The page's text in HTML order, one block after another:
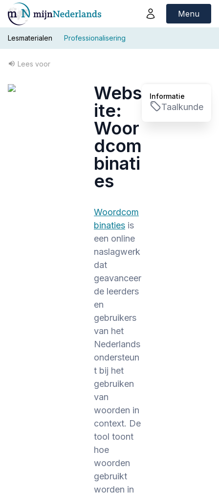
Menu
Lees voor
Lesmaterialen Professionalisering
Webs
ite:
Woor
dcom
binati
es
Woordcom
binaties is
een online
naslagwerk
dat
geavanceer
de leerders
en
gebruikers
van het
Nederlands
ondersteun
t bij het
gebruiken
van
woorden in
context. De
tool toont
hoe
woorden
gebruikt
worden in
Informatie
Taalkunde